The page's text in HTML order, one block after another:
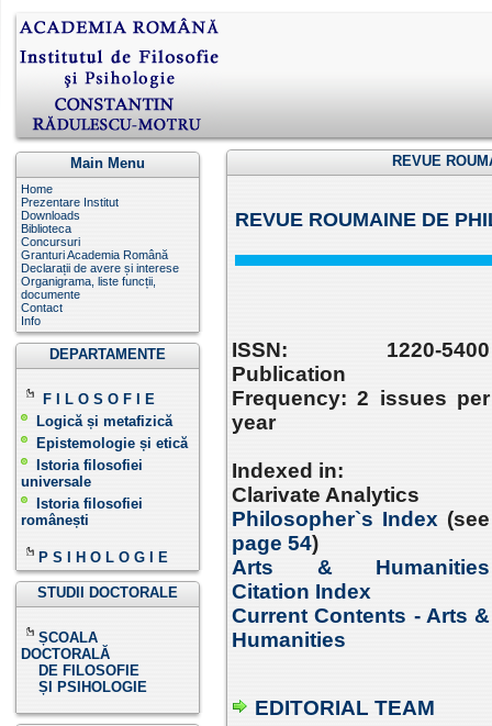
Main Menu
Home
Prezentare Institut
Downloads
Biblioteca
Concursuri
Granturi Academia Română
Declarații de avere și interese
Organigrama, liste funcții,
documente
Contact
Info
DEPARTAMENTE
F I L O S O F I E
Logică și metafizică
Epistemologie și etică
Istoria filosofiei
universale
Istoria filosofiei
românești
P S I H O L O G I E
STUDII DOCTORALE
ȘCOALA
DOCTORALĂ
DE FILOSOFIE
ȘI PSIHOLOGIE
REVUE
REVUE ROUMAINE DE
ISSN: 1220-5400
Publication
Frequency: 2 issues per
year
Indexed in:
Clarivate Analytics
Philosopher`s Index (see
page 54)
Arts & Humanities
Citation Index
Current Contents - Arts &
Humanities
EDITORIAL TEAM